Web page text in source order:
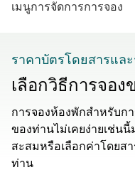
เมนูการจัดการการจอง
ราคาบัตรโดยสารและ
เลือกวิธีการจอง
การจองห้องพักสําหรับก
ของท่านไม่เคยง่ายเช่น
สะสมหรือเลือกค่าโดยส
ท่าน